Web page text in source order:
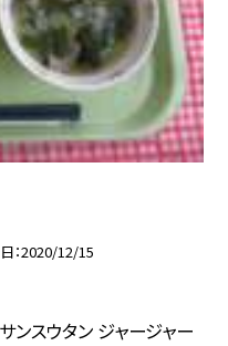
2020/12/15
サンスウタン ジャージャー